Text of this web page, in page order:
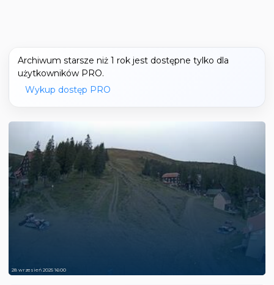
Archiwum starsze niż 1 rok jest dostępne tylko dla
użytkowników PRO.
Wykup dostęp PRO
28 wrzesień 2025 16:00